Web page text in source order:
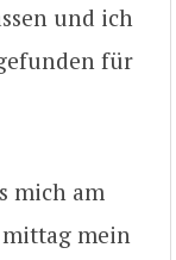
und ich
für
mich am
mittag mein